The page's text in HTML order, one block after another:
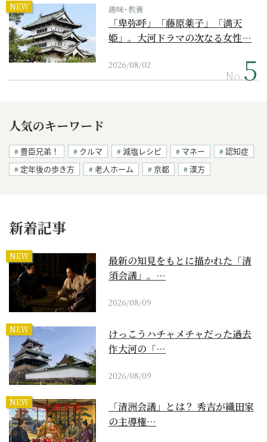
NEW 趣味･教養
「卑弥呼」「藤原薬子」「満天
姫」。大河ドラマの次なる女性…
2026/08/02
No.
人気のキーワード
豊臣兄弟！ クルマ 減塩レシピ マネー
認知症
定年後の歩き方
老人ホーム 京都 漢方
新着記事
NEW
最新の知見をもとに描かれた「清
須会議」。…
2026/08/09
NEW
けっこうハチャメチャだった過去
作大河の「…
2026/08/09
NEW
「清洲会議」とは？ 秀吉が織田家
の主導権…